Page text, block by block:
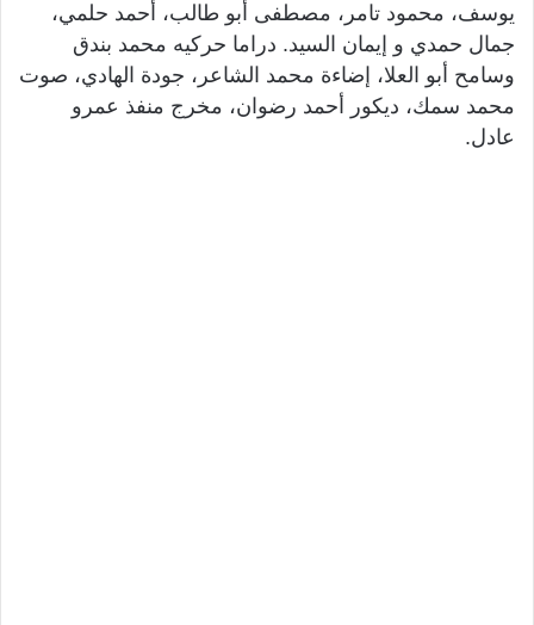
يوسف، محمود تامر، مصطفى أبو طالب، أحمد حلمي،
جمال حمدي و إيمان السيد. دراما حركيه محمد بندق
وسامح أبو العلا، إضاءة محمد الشاعر، جودة الهادي، صوت
محمد سمك، ديكور أحمد رضوان، مخرج منفذ عمرو
عادل.